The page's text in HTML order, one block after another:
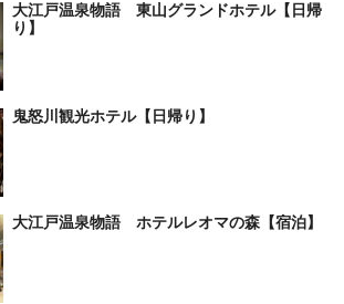
大江戸温泉物語 東山グランドホテル【日帰
り】
鬼怒川観光ホテル【日帰り】
大江戸温泉物語 ホテルレオマの森【宿泊】